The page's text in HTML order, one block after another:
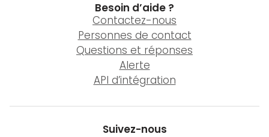
Besoin d’aide ?
Contactez-nous
Personnes de contact
Questions et réponses
Alerte
API d’intégration
Suivez-nous